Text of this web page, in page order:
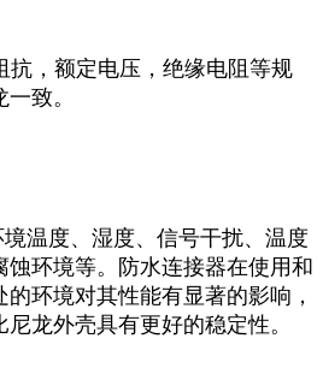
抗，额定电压，绝缘电阻等规
致。
温度、湿度、信号干扰、温度
蚀环境等。防水连接器在使用和
环境对其性能有显著的影响，
龙外壳具有更好的稳定性。